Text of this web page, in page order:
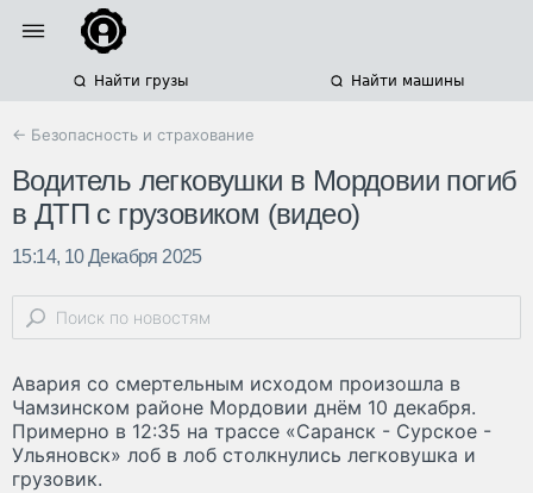
Найти грузы Найти машины
← Безопасность и страхование
Водитель легковушки в Мордовии погиб
в ДТП с грузовиком (видео)
15:14, 10 Декабря 2025
Авария со смертельным исходом произошла в
Чамзинском районе Мордовии днём 10 декабря.
Примерно в 12:35 на трассе «Саранск - Сурское -
Ульяновск» лоб в лоб столкнулись легковушка и
грузовик.